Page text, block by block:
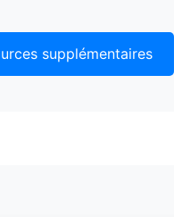
supplémentaires